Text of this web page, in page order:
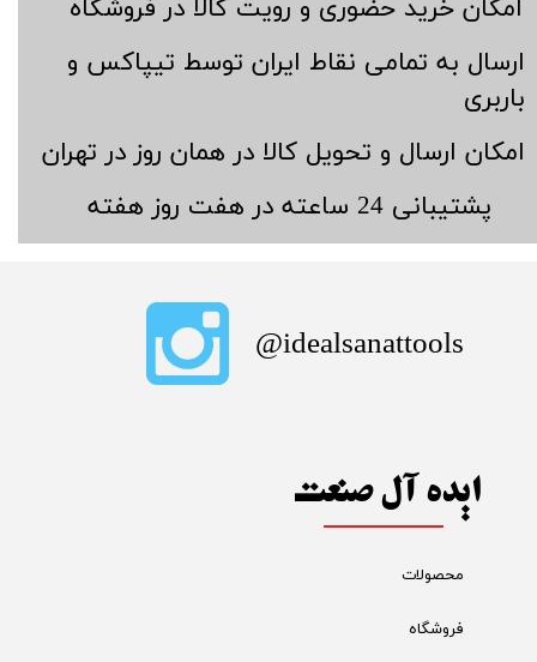
​امکان خرید حضوری و رویت کالا در فروشگاه
​ارسال به تمامی نقاط ایران توسط تیپاکس و
باربری
​امکان ارسال و تحویل کالا در همان روز در تهران
​پشتیبانی 24 ساعته در هفت روز هفته
ایده آل صنعت
محصولات
فروشگاه
​idealsanattools@